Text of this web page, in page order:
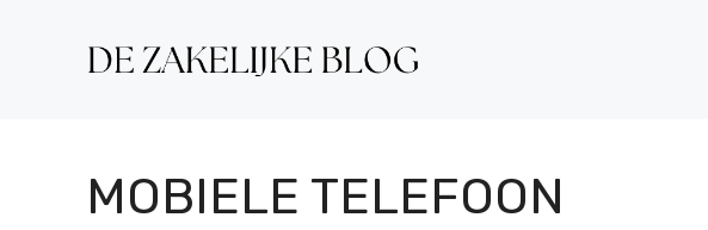
MOBIELE TELEFOON